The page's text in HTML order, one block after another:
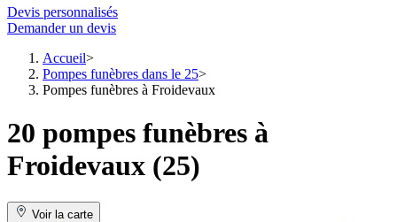
Devis personnalisés
Demander un devis
Accueil
Pompes funèbres dans le 25
Pompes funèbres à Froidevaux
20 pompes funèbres à
Froidevaux (25)
Voir la carte